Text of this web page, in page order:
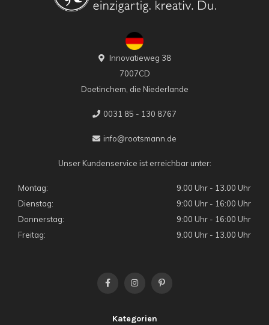
Innovatieweg 38
7007CD
Doetinchem, die Niederlande
0031 85 - 130 8767
info@rootsmann.de
Unser Kundenservice ist erreichbar unter:
Montag:
9.00 Uhr - 13.00 Uhr
Dienstag:
9:00 Uhr - 16:00 Uhr
Donnerstag:
9:00 Uhr - 16:00 Uhr
Freitag:
9.00 Uhr - 13.00 Uhr
Kategorien